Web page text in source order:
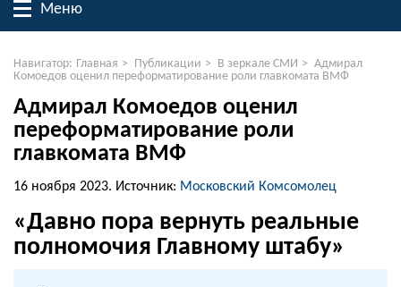
Меню
Навигатор: Главная > Публикации > В зеркале СМИ > Адмирал
Комоедов оценил переформатирование роли главкомата ВМФ
Адмирал Комоедов оценил
переформатирование роли
главкомата ВМФ
16 ноября 2023. Источник: Московский Комсомолец
«Давно пора вернуть реальные
полномочия Главному штабу»